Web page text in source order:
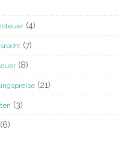
(4)
(7)
(8)
(21)
(3)